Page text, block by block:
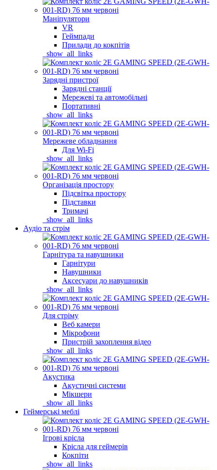
Маніпулятори
VR
Геймпади
Прилади до кокпітів
_show_all_links
Зарядні пристрої
Зарядні станції
Мережеві та автомобільні
Портативні
_show_all_links
Мережеве обладнання
Для Wi-Fi
_show_all_links
Організація простору
Підсвітка простору
Підставки
Тримачі
_show_all_links
Аудіо та стрім
Гарнітура та навушники
Гарнітури
Навушники
Аксесуари до навушників
_show_all_links
Для стріму
Веб камери
Мікрофони
Пристрій захоплення відео
_show_all_links
Акустика
Акустичні системи
Мікшери
_show_all_links
Геймерські меблі
Ігрові крісла
Крісла для геймерів
Кокпіти
_show_all_links